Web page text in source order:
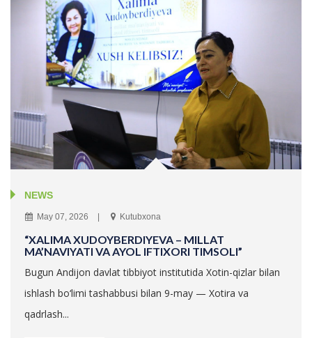
NEWS
May 07, 2026 Kutubxona
“XALIMA XUDOYBERDIYEVA – MILLAT
MA’NAVIYATI VA AYOL IFTIXORI TIMSOLI”
Bugun Andijon davlat tibbiyot institutida Xotin-qizlar bilan
ishlash bo‘limi tashabbusi bilan 9-may — Xotira va
qadrlash...